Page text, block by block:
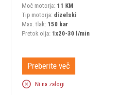
Moč motorja: 11 KM
Tip motorja: dizelski
Max. tlak: 150 bar
Pretok olja: 1x20-30 l/min
Preberite več
Ni na zalogi